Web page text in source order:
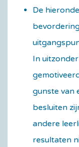
De
In
gunste van
besluiten
andere
resultaten